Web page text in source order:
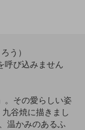
う）
呼び込みません
。その愛らしい姿
谷焼に描きまし
温かみのあるふ